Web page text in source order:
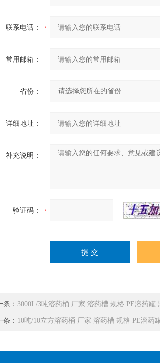
联系电话：
常用邮箱：
省份：
详细地址：
补充说明：
验证码：
条： 3000L/3吨溶药桶 厂家 溶药槽 规格 PE溶药罐
条： 10吨/10立方溶药桶 厂家 溶药槽 规格 PE溶药